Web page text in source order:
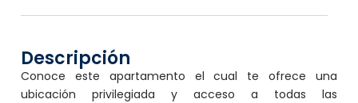
Descripción
Conoce este apartamento el cual te ofrece una
ubicación privilegiada y acceso a todas las